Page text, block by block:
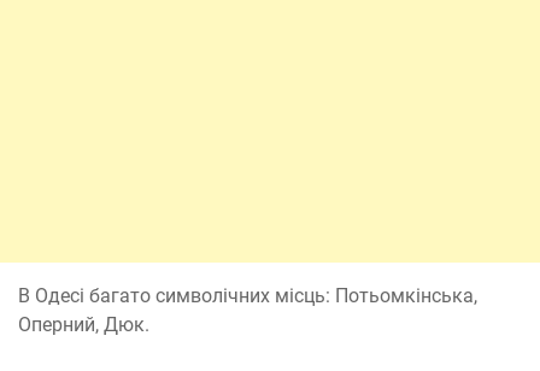
В Одесі багато символічних місць: Потьомкінська,
Оперний, Дюк.